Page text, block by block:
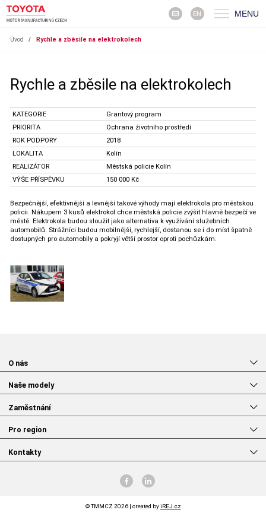
EN MENU
Úvod / Rychle a zběsile na elektrokolech
Rychle a zběsile na elektrokolech
KATEGORIE
Grantový program
PRIORITA
Ochrana životního prostředí
ROK PODPORY
2018
LOKALITA
Kolín
REALIZÁTOR
Městská policie Kolín
VÝŠE PŘÍSPĚVKU
150 000 Kč
Bezpečnější, efektivnější a levnější takové výhody mají elektrokola pro městskou
policii. Nákupem 3 kusů elektrokol chce městská policie zvýšit hlavně bezpečí ve
městě. Elektrokola budou sloužit jako alternativa k využívání služebních
automobilů. Strážníci budou mobilnější, rychlejší, dostanou se i do míst špatně
dostupných pro automobily a pokryjí větší prostor oproti pochůzkám.
O nás
Naše modely
Zaměstnání
Pro region
Kontakty
© TMMCZ 2026 | created byiREJ.cz